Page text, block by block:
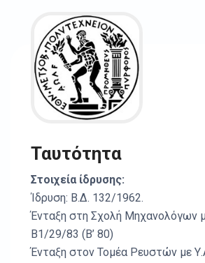
Ταυτότητα
Στοιχεία ίδρυσης:
Ίδρυση: Β.Δ. 132/1962.
Ένταξη στη Σχολή Μηχανολόγων
Β1/29/83 (Β’ 80)
Ένταξη στον Τομέα Ρευστών με